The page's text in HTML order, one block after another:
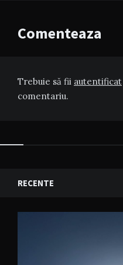
Comenteaza
Trebuie să fii autentificat
comentariu.
RECENTE